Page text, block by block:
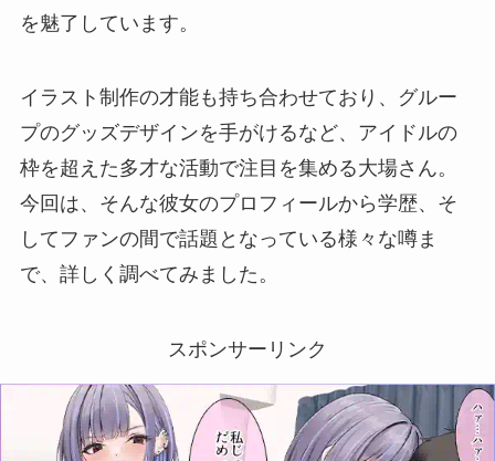
を魅了しています。
イラスト制作の才能も持ち合わせており、グルー
プのグッズデザインを手がけるなど、アイドルの
枠を超えた多才な活動で注目を集める大場さん。
今回は、そんな彼女のプロフィールから学歴、そ
してファンの間で話題となっている様々な噂ま
で、詳しく調べてみました。
スポンサーリンク